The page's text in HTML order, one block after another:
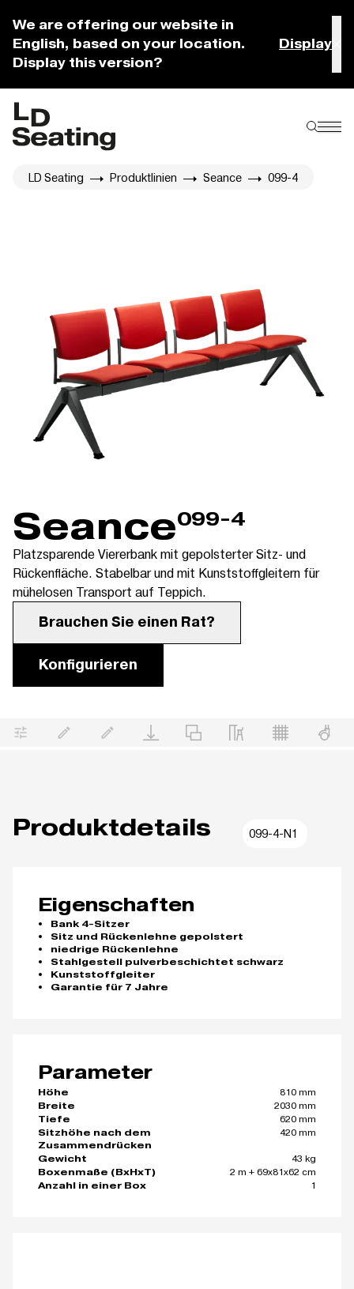
We are offering our website in
English, based on your location.
Display this version?
Display
LD Seating Produktlinien Seance 099-4
Seance099-4
Platzsparende Viererbank mit gepolsterter Sitz- und
Rückenfläche. Stabelbar und mit Kunststoffgleitern für
mühelosen Transport auf Teppich.
Brauchen Sie einen Rat?
Konfigurieren
Produktdetails 099-4-N1
Eigenschaften
Bank 4-Sitzer
Sitz und Rückenlehne gepolstert
niedrige Rückenlehne
Stahlgestell pulverbeschichtet schwarz
Kunststoffgleiter
Garantie für 7 Jahre
Parameter
Höhe
810 mm
Breite
2030 mm
Tiefe
620 mm
Sitzhöhe nach dem
Zusammendrücken
420 mm
Gewicht
43 kg
Boxenmaße (BxHxT)
2 m + 69x81x62 cm
Anzahl in einer Box
1